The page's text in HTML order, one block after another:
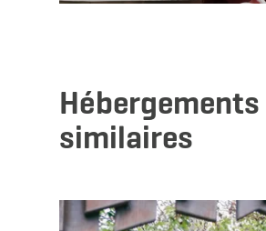
Hébergements
similaires